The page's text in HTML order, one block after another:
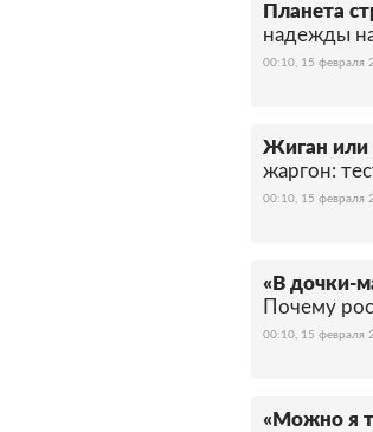
Планета
надежды
00:10, 15 февраля
Жиган или
жаргон:
00:10, 15 февраля
«В дочки-
Почему
00:10, 15 февраля
«Можно я